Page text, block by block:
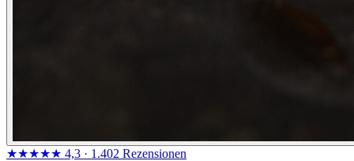
★★★★★ 4,3 · 1.402 Rezensionen